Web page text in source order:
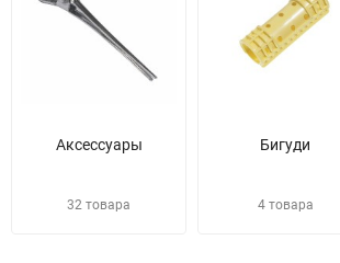
Аксессуары
32 товара
Бигуди
4 товара